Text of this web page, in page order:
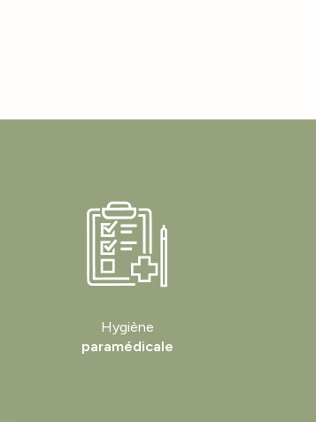
Hygiène
paramédicale